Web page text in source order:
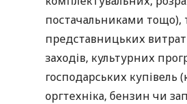
постачальниками тощо),
представницьких
заходів, культурних
господарських купівель
оргтехніка, бензин чи